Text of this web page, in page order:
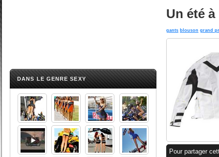
DANS LE GENRE SEXY
Un été
gants blouson grand
Pour partager